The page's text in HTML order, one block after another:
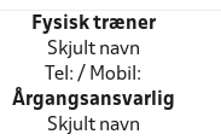
Fysisk træner
Skjult navn
Tel: / Mobil:
Årgangsansvarlig
Skjult navn